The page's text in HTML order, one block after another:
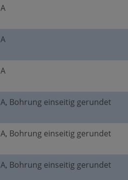
A
A
A
A, Bohrung einseitig gerundet
A, Bohrung einseitig gerundet
A, Bohrung einseitig gerundet